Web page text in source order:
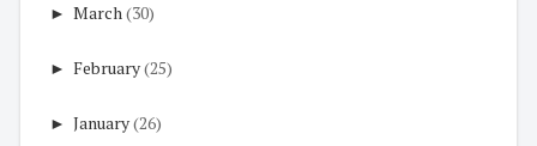
► March(30)
► February(25)
► January(26)